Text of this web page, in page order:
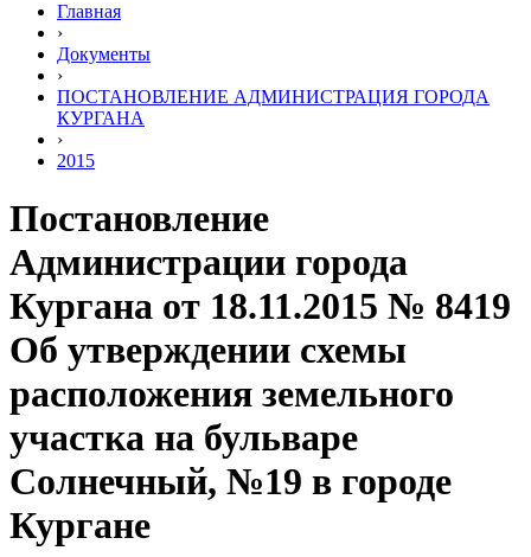
Главная
›
Документы
›
ПОСТАНОВЛЕНИЕ АДМИНИСТРАЦИЯ ГОРОДА
КУРГАНА
›
2015
Постановление
Администрации города
Кургана от 18.11.2015 № 8419
Об утверждении схемы
расположения земельного
участка на бульваре
Солнечный, №19 в городе
Кургане